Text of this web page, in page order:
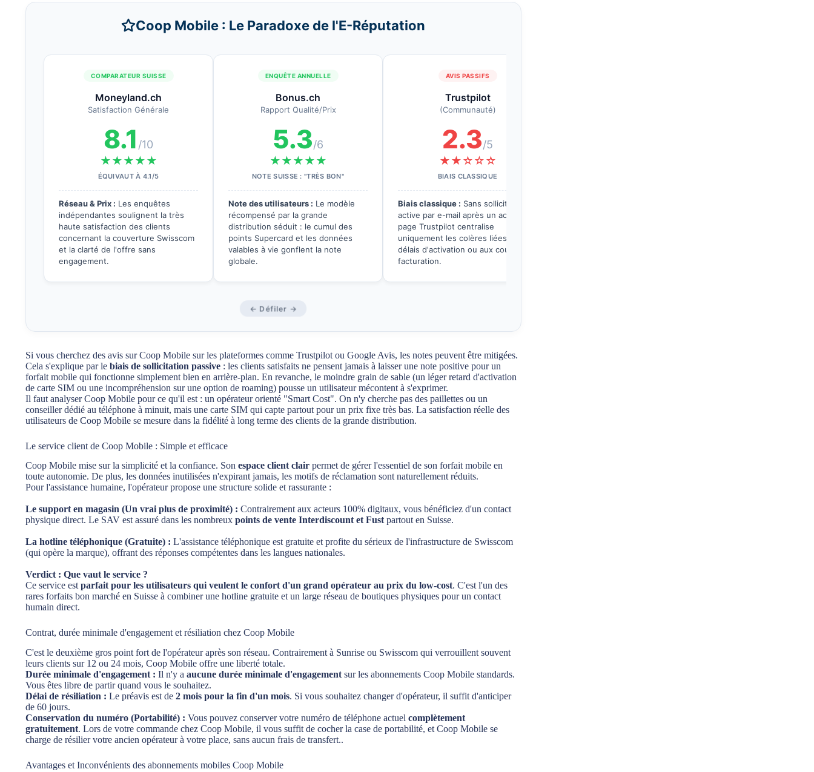
Coop Mobile : Le Paradoxe de l'E-Réputation
COMPARATEUR SUISSE
Moneyland.ch
Satisfaction Générale
8.1 /10
★★★★★
ÉQUIVAUT À 4.1/5
Réseau & Prix : Les enquêtes
indépendantes soulignent la très
haute satisfaction des clients
concernant la couverture Swisscom
et la clarté de l'offre sans
engagement.
ENQUÊTE ANNUELLE
Bonus.ch
Rapport Qualité/Prix
5.3/6
★★★★★
NOTE SUISSE : "TRÈS BON"
Note des utilisateurs : Le modèle
récompensé par la grande
distribution séduit : le cumul des
points Supercard et les données
valables à vie gonflent la note
globale.
AVIS PASSIFS
Trustpilot
(Communauté)
2.3/5
★★☆☆☆
BIAIS CLASSIQUE
Biais classique : Sans sollicitation
active par e-mail après un achat, la
page Trustpilot centralise
uniquement les colères liées aux
délais d'activation ou aux couacs de
facturation.
← Défiler →
Si vous cherchez des avis sur Coop Mobile sur les plateformes comme Trustpilot ou Google Avis, les notes peuvent être mitigées.
Cela s'explique par le biais de sollicitation passive : les clients satisfaits ne pensent jamais à laisser une note positive pour un
forfait mobile qui fonctionne simplement bien en arrière-plan. En revanche, le moindre grain de sable (un léger retard d'activation
de carte SIM ou une incompréhension sur une option de roaming) pousse un utilisateur mécontent à s'exprimer.
Il faut analyser Coop Mobile pour ce qu'il est : un opérateur orienté "Smart Cost". On n'y cherche pas des paillettes ou un
conseiller dédié au téléphone à minuit, mais une carte SIM qui capte partout pour un prix fixe très bas. La satisfaction réelle des
utilisateurs de Coop Mobile se mesure dans la fidélité à long terme des clients de la grande distribution.
Le service client de Coop Mobile : Simple et efficace
Coop Mobile mise sur la simplicité et la confiance. Son espace client clair permet de gérer l'essentiel de son forfait mobile en
toute autonomie. De plus, les données inutilisées n'expirant jamais, les motifs de réclamation sont naturellement réduits.
Pour l'assistance humaine, l'opérateur propose une structure solide et rassurante :
Le support en magasin (Un vrai plus de proximité) : Contrairement aux acteurs 100% digitaux, vous bénéficiez d'un contact
physique direct. Le SAV est assuré dans les nombreux points de vente Interdiscount et Fust partout en Suisse.
La hotline téléphonique (Gratuite) : L'assistance téléphonique est gratuite et profite du sérieux de l'infrastructure de Swisscom
(qui opère la marque), offrant des réponses compétentes dans les langues nationales.
Verdict : Que vaut le service ?
Ce service est parfait pour les utilisateurs qui veulent le confort d'un grand opérateur au prix du low-cost. C'est l'un des
rares forfaits bon marché en Suisse à combiner une hotline gratuite et un large réseau de boutiques physiques pour un contact
humain direct.
Contrat, durée minimale d'engagement et résiliation chez Coop Mobile
C'est le deuxième gros point fort de l'opérateur après son réseau. Contrairement à Sunrise ou Swisscom qui verrouillent souvent
leurs clients sur 12 ou 24 mois, Coop Mobile offre une liberté totale.
Durée minimale d'engagement : Il n'y a aucune durée minimale d'engagement sur les abonnements Coop Mobile standards.
Vous êtes libre de partir quand vous le souhaitez.
Délai de résiliation : Le préavis est de 2 mois pour la fin d'un mois. Si vous souhaitez changer d'opérateur, il suffit d'anticiper
de 60 jours.
Conservation du numéro (Portabilité) : Vous pouvez conserver votre numéro de téléphone actuel complètement
gratuitement. Lors de votre commande chez Coop Mobile, il vous suffit de cocher la case de portabilité, et Coop Mobile se
charge de résilier votre ancien opérateur à votre place, sans aucun frais de transfert..
Avantages et Inconvénients des abonnements mobiles Coop Mobile